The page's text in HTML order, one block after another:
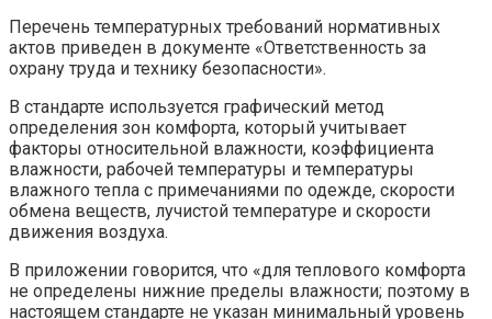
Перечень температурных требований нормативных
актов приведен в документе «Ответственность за
охрану труда и технику безопасности».
В стандарте используется графический метод
определения зон комфорта, который учитывает
факторы относительной влажности, коэффициента
влажности, рабочей температуры и температуры
влажного тепла с примечаниями по одежде, скорости
обмена веществ, лучистой температуре и скорости
движения воздуха.
В приложении говорится, что «для теплового комфорта
не определены нижние пределы влажности; поэтому в
настоящем стандарте не указан минимальный уровень